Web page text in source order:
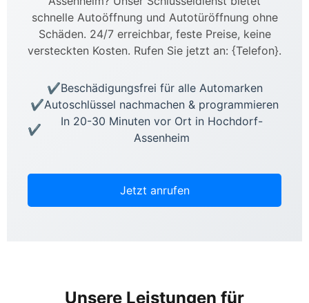
schnelle Autoöffnung und Autotüröffnung ohne
Schäden. 24/7 erreichbar, feste Preise, keine
versteckten Kosten. Rufen Sie jetzt an: {Telefon}.
Beschädigungsfrei für alle Automarken
Autoschlüssel nachmachen & programmieren
In 20-30 Minuten vor Ort in Hochdorf-
Assenheim
Jetzt anrufen
Unsere Leistungen für